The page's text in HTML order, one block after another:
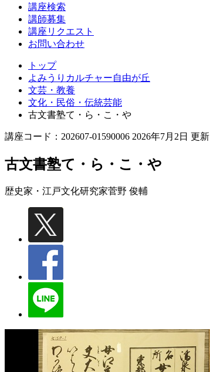
講座検索
講師募集
講座リクエスト
お問い合わせ
トップ
よみうりカルチャー自由が丘
文芸・教養
文化・民俗・伝統芸能
古文書塾て・ら・こ・や
講座コード：202607-01590006 2026年7月2日 更新
古文書塾て・ら・こ・や
歴史家・江戸文化研究家菅野 俊輔